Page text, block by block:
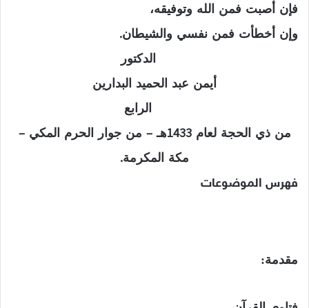
فإن أصبت فمن الله وتوفيقه،
وإن أخطأت فمن نفسي والشيطان.
الدكتور
أيمن عبد الحميد البدارين
الرابع
من ذي الحجة لعام 1433هـ – من جوار الحرم المكي –
مكة المكرمة.
فهرس الموضوعات
مقدمة: